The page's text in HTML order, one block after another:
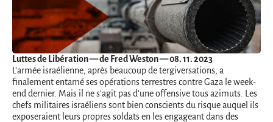
Luttes de Libération— de Fred Weston — 08. 11. 2023
L’armée israélienne, après beaucoup de tergiversations, a
finalement entamé ses opérations terrestres contre Gaza le week-
end dernier. Mais il ne s’agit pas d’une offensive tous azimuts. Les
chefs militaires israéliens sont bien conscients du risque auquel ils
exposeraient leurs propres soldats en les engageant dans des